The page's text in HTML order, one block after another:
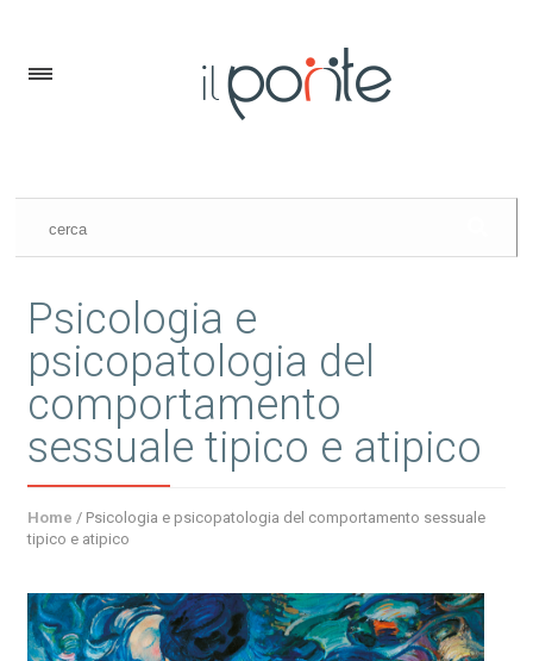
Psicologia e
psicopatologia del
comportamento
sessuale tipico e atipico
Home / Psicologia e psicopatologia del comportamento sessuale
tipico e atipico